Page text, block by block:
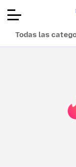
Todas las